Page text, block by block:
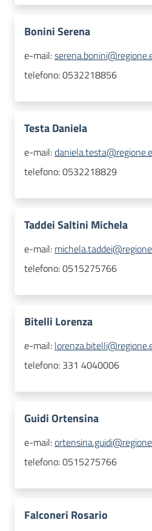
Bonini Serena
e-mail:
telefono:0532218856
Testa Daniela
e-mail:
telefono:0532218829
Taddei Saltini Michela
e-mail:
telefono:0515275766
Bitelli Lorenza
e-mail:
telefono: 331 4040006
Guidi Ortensina
e-mail:
telefono:0515275766
Falconeri Rosario